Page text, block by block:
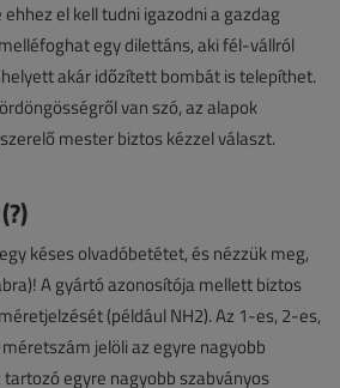
el kell tudni igazodni a gazdag
egy dilettáns, aki fél-vállról
akár időzített bombát is telepíthet.
van szó, az alapok
mester biztos kézzel választ.
késes olvadóbetétet, és nézzük meg,
A gyártó azonosítója mellett biztos
(például NH2). Az 1-es, 2-es,
jelöli az egyre nagyobb
egyre nagyobb szabványos